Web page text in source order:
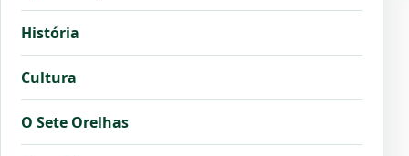
História
Cultura
O Sete Orelhas